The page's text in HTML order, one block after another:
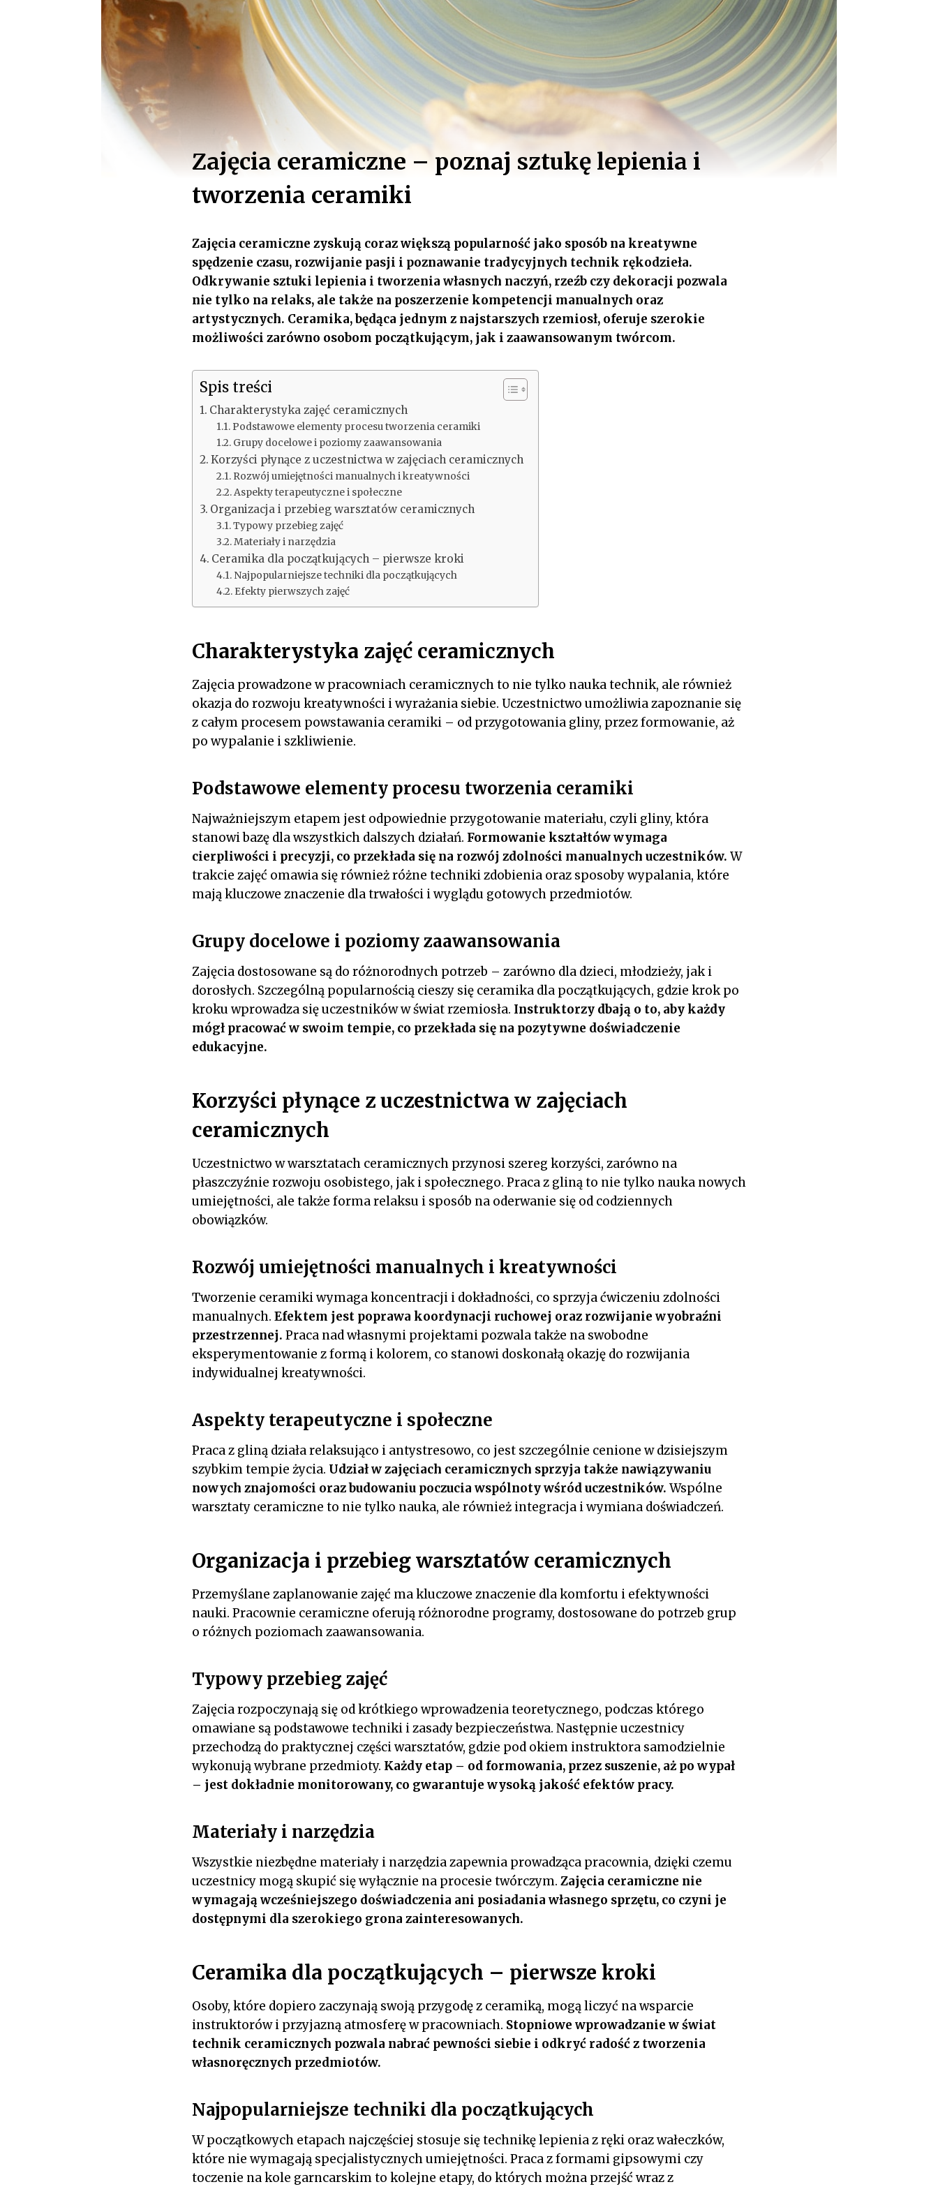
Zajęcia ceramiczne – poznaj sztukę lepienia i
tworzenia ceramiki
Zajęcia ceramiczne zyskują coraz większą popularność jako sposób na kreatywne
spędzenie czasu, rozwijanie pasji i poznawanie tradycyjnych technik rękodzieła.
Odkrywanie sztuki lepienia i tworzenia własnych naczyń, rzeźb czy dekoracji pozwala
nie tylko na relaks, ale także na poszerzenie kompetencji manualnych oraz
artystycznych. Ceramika, będąca jednym z najstarszych rzemiosł, oferuje szerokie
możliwości zarówno osobom początkującym, jak i zaawansowanym twórcom.
Spis treści
Charakterystyka zajęć ceramicznych
Podstawowe elementy procesu tworzenia ceramiki
Grupy docelowe i poziomy zaawansowania
Korzyści płynące z uczestnictwa w zajęciach ceramicznych
Rozwój umiejętności manualnych i kreatywności
Aspekty terapeutyczne i społeczne
Organizacja i przebieg warsztatów ceramicznych
Typowy przebieg zajęć
Materiały i narzędzia
Ceramika dla początkujących – pierwsze kroki
Najpopularniejsze techniki dla początkujących
Efekty pierwszych zajęć
Charakterystyka zajęć ceramicznych
Zajęcia prowadzone w pracowniach ceramicznych to nie tylko nauka technik, ale również
okazja do rozwoju kreatywności i wyrażania siebie. Uczestnictwo umożliwia zapoznanie się
z całym procesem powstawania ceramiki – od przygotowania gliny, przez formowanie, aż
po wypalanie i szkliwienie.
Podstawowe elementy procesu tworzenia ceramiki
Najważniejszym etapem jest odpowiednie przygotowanie materiału, czyli gliny, która
stanowi bazę dla wszystkich dalszych działań. Formowanie kształtów wymaga
cierpliwości i precyzji, co przekłada się na rozwój zdolności manualnych uczestników. W
trakcie zajęć omawia się również różne techniki zdobienia oraz sposoby wypalania, które
mają kluczowe znaczenie dla trwałości i wyglądu gotowych przedmiotów.
Grupy docelowe i poziomy zaawansowania
Zajęcia dostosowane są do różnorodnych potrzeb – zarówno dla dzieci, młodzieży, jak i
dorosłych. Szczególną popularnością cieszy się ceramika dla początkujących, gdzie krok po
kroku wprowadza się uczestników w świat rzemiosła. Instruktorzy dbają o to, aby każdy
mógł pracować w swoim tempie, co przekłada się na pozytywne doświadczenie
edukacyjne.
Korzyści płynące z uczestnictwa w zajęciach
ceramicznych
Uczestnictwo w warsztatach ceramicznych przynosi szereg korzyści, zarówno na
płaszczyźnie rozwoju osobistego, jak i społecznego. Praca z gliną to nie tylko nauka nowych
umiejętności, ale także forma relaksu i sposób na oderwanie się od codziennych
obowiązków.
Rozwój umiejętności manualnych i kreatywności
Tworzenie ceramiki wymaga koncentracji i dokładności, co sprzyja ćwiczeniu zdolności
manualnych. Efektem jest poprawa koordynacji ruchowej oraz rozwijanie wyobraźni
przestrzennej. Praca nad własnymi projektami pozwala także na swobodne
eksperymentowanie z formą i kolorem, co stanowi doskonałą okazję do rozwijania
indywidualnej kreatywności.
Aspekty terapeutyczne i społeczne
Praca z gliną działa relaksująco i antystresowo, co jest szczególnie cenione w dzisiejszym
szybkim tempie życia. Udział w zajęciach ceramicznych sprzyja także nawiązywaniu
nowych znajomości oraz budowaniu poczucia wspólnoty wśród uczestników. Wspólne
warsztaty ceramiczne to nie tylko nauka, ale również integracja i wymiana doświadczeń.
Organizacja i przebieg warsztatów ceramicznych
Przemyślane zaplanowanie zajęć ma kluczowe znaczenie dla komfortu i efektywności
nauki. Pracownie ceramiczne oferują różnorodne programy, dostosowane do potrzeb grup
o różnych poziomach zaawansowania.
Typowy przebieg zajęć
Zajęcia rozpoczynają się od krótkiego wprowadzenia teoretycznego, podczas którego
omawiane są podstawowe techniki i zasady bezpieczeństwa. Następnie uczestnicy
przechodzą do praktycznej części warsztatów, gdzie pod okiem instruktora samodzielnie
wykonują wybrane przedmioty. Każdy etap – od formowania, przez suszenie, aż po wypał
– jest dokładnie monitorowany, co gwarantuje wysoką jakość efektów pracy.
Materiały i narzędzia
Wszystkie niezbędne materiały i narzędzia zapewnia prowadząca pracownia, dzięki czemu
uczestnicy mogą skupić się wyłącznie na procesie twórczym. Zajęcia ceramiczne nie
wymagają wcześniejszego doświadczenia ani posiadania własnego sprzętu, co czyni je
dostępnymi dla szerokiego grona zainteresowanych.
Ceramika dla początkujących – pierwsze kroki
Osoby, które dopiero zaczynają swoją przygodę z ceramiką, mogą liczyć na wsparcie
instruktorów i przyjazną atmosferę w pracowniach. Stopniowe wprowadzanie w świat
technik ceramicznych pozwala nabrać pewności siebie i odkryć radość z tworzenia
własnoręcznych przedmiotów.
Najpopularniejsze techniki dla początkujących
W początkowych etapach najczęściej stosuje się technikę lepienia z ręki oraz wałeczków,
które nie wymagają specjalistycznych umiejętności. Praca z formami gipsowymi czy
toczenie na kole garncarskim to kolejne etapy, do których można przejść wraz z